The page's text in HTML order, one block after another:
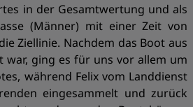
in der Gesamtwertung und als
(Männer) mit einer Zeit von
Ziellinie. Nachdem das Boot aus
war, ging es für uns vor allem um
während Felix vom Landdienst
eingesammelt und zurück